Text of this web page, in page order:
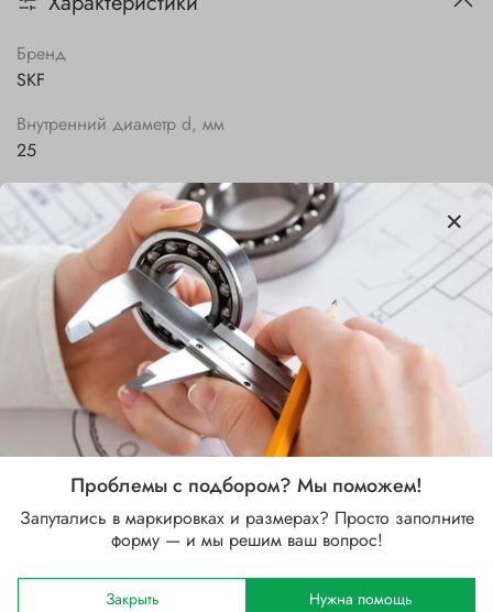
Бренд
SKF
Внутренний диаметр d, мм
25
Наружный диаметр D, мм
52
Ширина B, мм
Сепаратор
Стальной
Зазор
C3 (больше CN)
Уплотнение
2Z (защитные шайбы с двух сторон)
Отзывы
Проблемы с подбором? Мы поможем!
Запутались в маркировках и размерах? Просто заполните
форму — и мы решим ваш вопрос!
Закрыть Нужна помощь